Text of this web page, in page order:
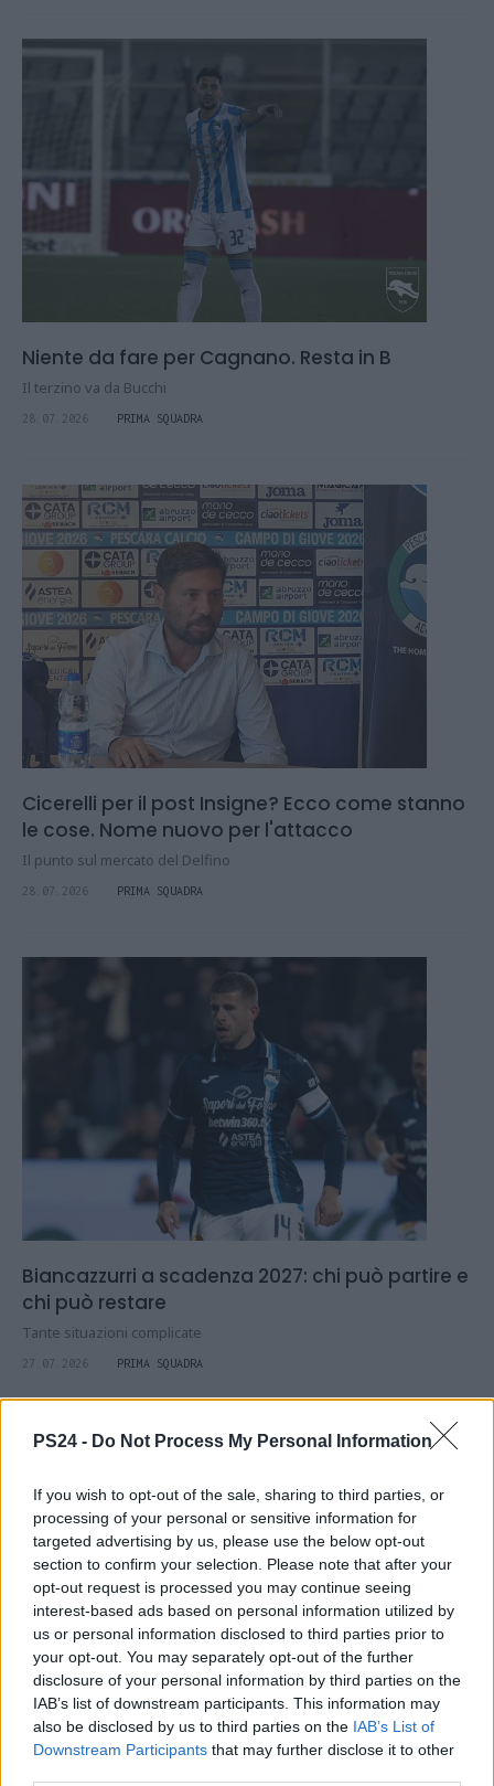
PS24 - Do Not Process My Personal Information
If you wish to opt-out of the sale, sharing to third parties, or
processing of your personal or sensitive information for
targeted advertising by us, please use the below opt-out
section to confirm your selection. Please note that after your
opt-out request is processed you may continue seeing
interest-based ads based on personal information utilized by
us or personal information disclosed to third parties prior to
your opt-out. You may separately opt-out of the further
disclosure of your personal information by third parties on the
IAB’s list of downstream participants. This information may
also be disclosed by us to third parties on the IAB’s List of
Downstream Participants that may further disclose it to other
Niente da fare per Cagnano. Resta in B
Il terzino va da Bucchi
28.07.2026 PRIMA SQUADRA
Cicerelli per il post Insigne? Ecco come stanno
le cose. Nome nuovo per l'attacco
Il punto sul mercato del Delfino
28.07.2026 PRIMA SQUADRA
Biancazzurri a scadenza 2027: chi può partire e
chi può restare
Tante situazioni complicate
27.07.2026 PRIMA SQUADRA
Società e soprattutto mercato: le ultime in
casa Pescara